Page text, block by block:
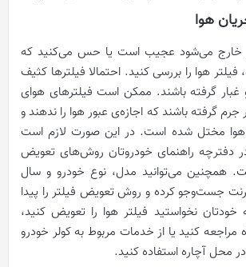
هوا
خارج می‌شود عجیب است یا حس می‌کنید که
فیلتر هوا را بررسی کنید. احتمالا فیلترها کثیف
غبار گرفته باشند. ممکن است فیلترهای هوای
گرفته باشند که اجازه‌ی عبور هوا را ندهند و
هوا مختل شده است. در این صورت لازم است
دفترچه راهنمای خودروتان روش‌های تعویض
همچنین می‌توانید مدل، نوع خودرو و سال
جست‌وجو کرده و روش تعویض فیلتر را پیدا
نخواستید فیلتر هوا را تعویض کنید،
مراجعه کنید یا از خدمات مربوط به کولر خودرو
محل آچاره استفاده کنید.